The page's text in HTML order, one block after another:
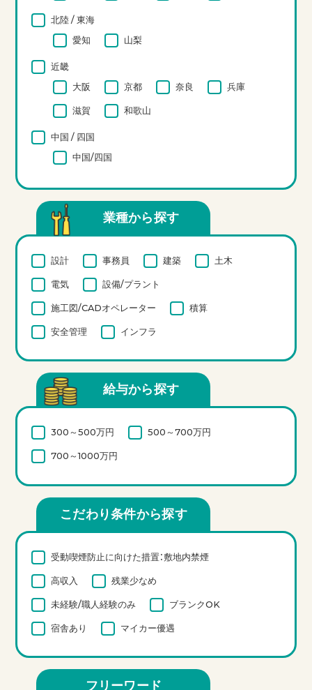
北陸 / 東海
愛知
山梨
近畿
大阪
京都 奈良 兵庫
滋賀 和歌山
中国 / 四国
中国/四国
業種から探す
設計 事務員 建築 土木
電気 設備/プラント
施工図/CADオペレーター 積算
安全管理 インフラ
給与から探す
300～500万円 500～700万円
700～1000万円
こだわり条件から探す
受動喫煙防止に向けた措置：敷地内禁煙
高収入 残業少なめ
未経験/職人経験のみ ブランクOK
宿舎あり マイカー優遇
フリーワード